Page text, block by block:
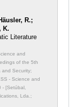
R.;
K.
Literature
and
of the 5th
and Security;
- Science and
- [Setúbal,
Lda.;